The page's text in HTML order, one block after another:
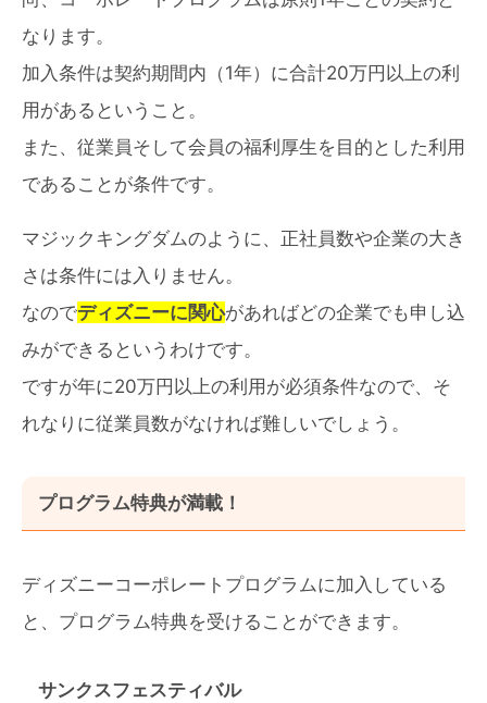
なります。
加入条件は契約期間内（1年）に合計20万円以上の利
用があるということ。
また、従業員そして会員の福利厚生を目的とした利用
であることが条件です。
マジックキングダムのように、正社員数や企業の大き
さは条件には入りません。
なのでディズニーに関心があればどの企業でも申し込
みができるというわけです。
ですが年に20万円以上の利用が必須条件なので、そ
れなりに従業員数がなければ難しいでしょう。
プログラム特典が満載！
ディズニーコーポレートプログラムに加入している
と、プログラム特典を受けることができます。
サンクスフェスティバル